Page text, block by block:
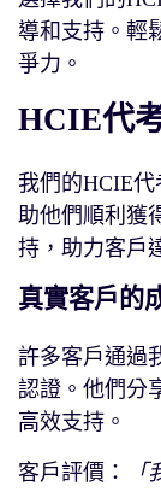
導和支持。輕
爭力。
HCIE代
我們的HCIE
助他們順利獲
持，助力客戶
真實客戶的
許多客戶通過
認證。他們分
高效支持。
客戶評價：